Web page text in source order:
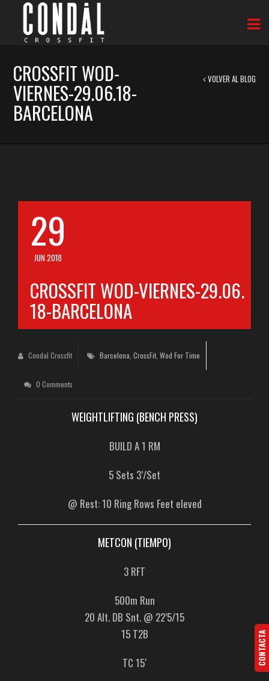
CROSSFIT WOD-
VIERNES-29.06.18-
BARCELONA
VOLVER AL BLOG
29
JUN 2018
CROSSFIT WOD-VIERNES-29.06.
18-BARCELONA
Condal Crossfit Barcelona CrossFit Wod For Time
0 Comments
WEIGHTLIFTING (BENCH PRESS)
BUILD A 1 RM
5 Sets 3’/Set
@ Rest: 10 Ring Rows Feet eleved
METCON (TIEMPO)
3 RFT
500m Run
20 Alt. DB Snt. @ 22’5/15
15 T2B
TC 15′
CONTACTA